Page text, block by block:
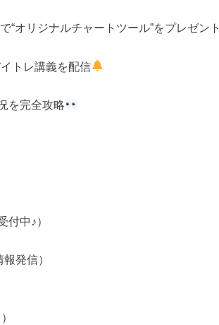
“オリジナルチャートツール”をプレゼント
トレ講義を配信
を完全攻略
付中♪）
発信）